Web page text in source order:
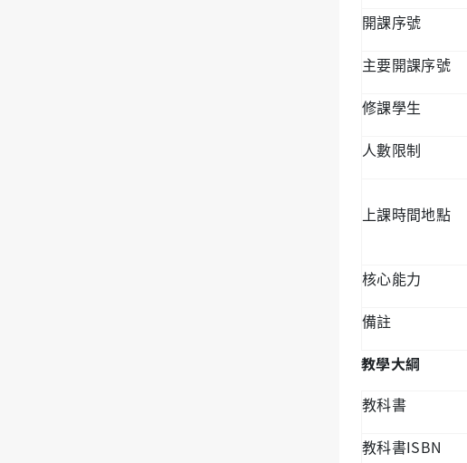
開課序號
主要開課序號
修課學生
人數限制
上課時間地點
核心能力
備註
教學大綱
教科書
教科書ISBN